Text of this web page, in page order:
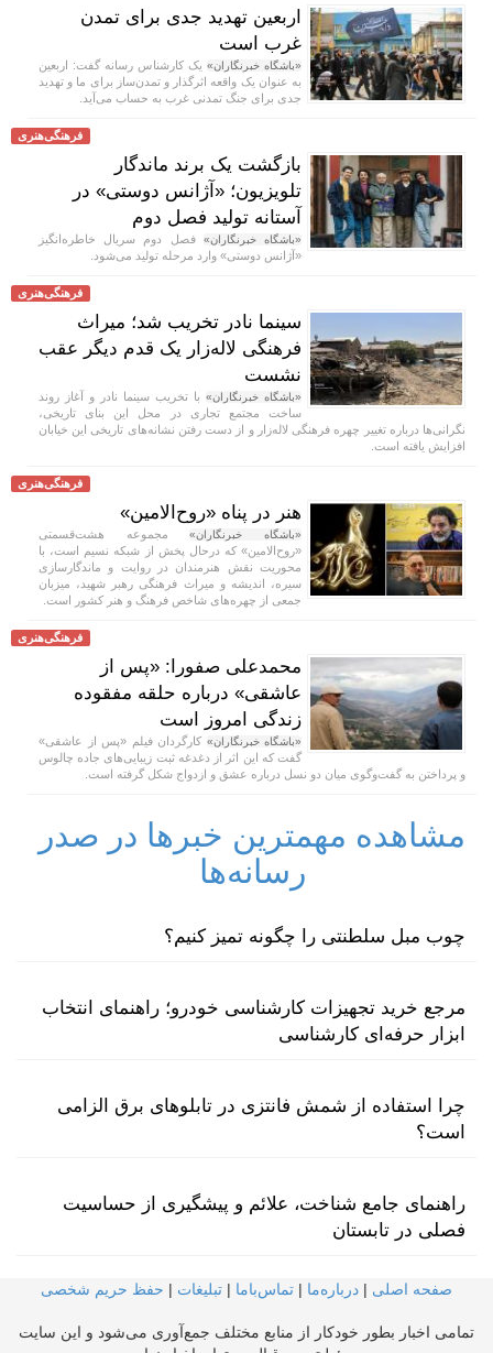
اربعین تهدید جدی برای تمدن
غرب است
«باشگاه خبرنگاران» یک کارشناس رسانه گفت: اربعین
به عنوان یک واقعه اثرگذار و تمدن‌ساز برای ما و تهدید
جدی برای جنگ تمدنی غرب به حساب می‌آید.
فرهنگی‌هنری
بازگشت یک برند ماندگار
تلویزیون؛ «آژانس دوستی» در
آستانه تولید فصل دوم
«باشگاه خبرنگاران» فصل دوم سریال خاطره‌انگیز
«آژانس دوستی» وارد مرحله تولید می‌شود.
فرهنگی‌هنری
سینما نادر تخریب شد؛ میراث
فرهنگی لاله‌زار یک قدم دیگر عقب
نشست
«باشگاه خبرنگاران» با تخریب سینما نادر و آغاز روند
ساخت مجتمع تجاری در محل این بنای تاریخی،
نگرانی‌ها درباره تغییر چهره فرهنگی لاله‌زار و از دست رفتن نشانه‌های تاریخی این خیابان
افزایش یافته است.
فرهنگی‌هنری
هنر در پناه «روح‌الامین»
«باشگاه خبرنگاران»مجموعه هشت‌قسمتی
«روح‌الامین» که درحال پخش از شبکه نسیم است، با
محوریت نقش هنرمندان در روایت و ماندگارسازی
سیره، اندیشه و میراث فرهنگی رهبر شهید، میزبان
جمعی از چهره‌های شاخص فرهنگ و هنر کشور است.
فرهنگی‌هنری
محمدعلی صفورا: «پس از
عاشقی» درباره حلقه مفقوده
زندگی امروز است
«باشگاه خبرنگاران» کارگردان فیلم «پس از عاشقی»
گفت که این اثر از دغدغه ثبت زیبایی‌های جاده چالوس
و پرداختن به گفت‌وگوی میان دو نسل درباره عشق و ازدواج شکل گرفته است.
مشاهده مهمترین خبرها در صدر
رسانه‌ها
چوب مبل سلطنتی را چگونه تمیز کنیم؟
مرجع خرید تجهیزات کارشناسی خودرو؛ راهنمای انتخاب
ابزار حرفه‌ای کارشناسی
چرا استفاده از شمش فانتزی در تابلوهای برق الزامی
است؟
راهنمای جامع شناخت، علائم و پیشگیری از حساسیت
فصلی در تابستان
صفحه اصلی | درباره‌ما | تماس‌با‌ما | تبلیغات | حفظ حریم شخصی
تمامی اخبار بطور خودکار از منابع مختلف جمع‌آوری می‌شود و این سایت